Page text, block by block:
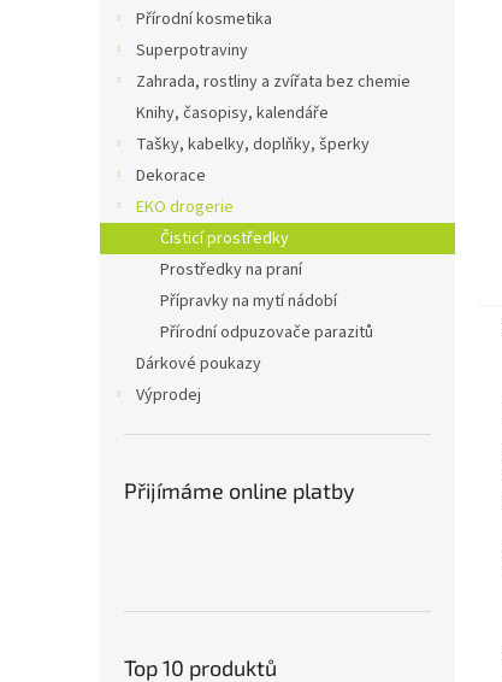
Přírodní kosmetika
Superpotraviny
Zahrada, rostliny a zvířata bez chemie
Knihy, časopisy, kalendáře
Tašky, kabelky, doplňky, šperky
Dekorace
EKO drogerie
Čisticí prostředky
Prostředky na praní
Přípravky na mytí nádobí
Přírodní odpuzovače parazitů
Dárkové poukazy
Výprodej
Přijímáme online platby
Top 10 produktů